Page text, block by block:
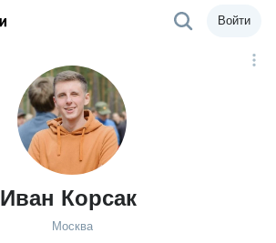
Войти
Иван Корсак
Москва